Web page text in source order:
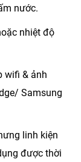
nước.
nhiệt độ
wifi & ảnh
Samsung
linh kiện
được thời